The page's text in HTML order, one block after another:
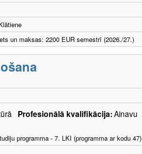
un maksas: 2200 EUR semestrī (2026./27.)
Profesionālā kvalifikācija:Ainavu
programma - 7. LKI (programma ar kodu 47)